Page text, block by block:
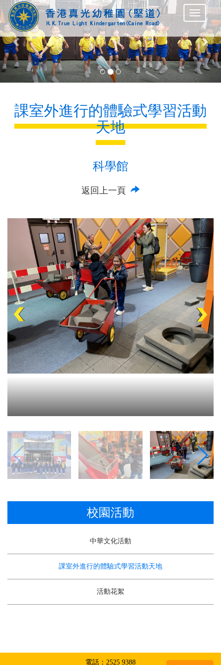
Previous
課室外進行的體驗式學習活動
天地
科學館
返回上一頁
校園活動
中華文化活動
課室外進行的體驗式學習活動天地
活動花絮
電話：2525 9388